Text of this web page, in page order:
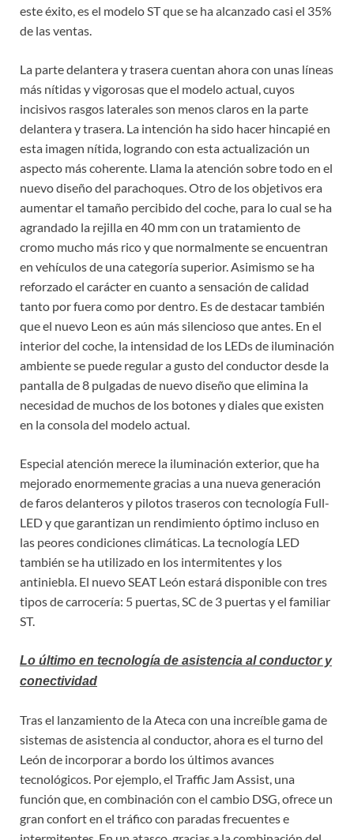
este éxito, es el modelo ST que se ha alcanzado casi el 35%
de las ventas.
La parte delantera y trasera cuentan ahora con unas líneas
más nítidas y vigorosas que el modelo actual, cuyos
incisivos rasgos laterales son menos claros en la parte
delantera y trasera. La intención ha sido hacer hincapié en
esta imagen nítida, logrando con esta actualización un
aspecto más coherente. Llama la atención sobre todo en el
nuevo diseño del parachoques. Otro de los objetivos era
aumentar el tamaño percibido del coche, para lo cual se ha
agrandado la rejilla en 40 mm con un tratamiento de
cromo mucho más rico y que normalmente se encuentran
en vehículos de una categoría superior. Asimismo se ha
reforzado el carácter en cuanto a sensación de calidad
tanto por fuera como por dentro. Es de destacar también
que el nuevo Leon es aún más silencioso que antes. En el
interior del coche, la intensidad de los LEDs de iluminación
ambiente se puede regular a gusto del conductor desde la
pantalla de 8 pulgadas de nuevo diseño que elimina la
necesidad de muchos de los botones y diales que existen
en la consola del modelo actual.
Especial atención merece la iluminación exterior, que ha
mejorado enormemente gracias a una nueva generación
de faros delanteros y pilotos traseros con tecnología Full-
LED y que garantizan un rendimiento óptimo incluso en
las peores condiciones climáticas. La tecnología LED
también se ha utilizado en los intermitentes y los
antiniebla. El nuevo SEAT León estará disponible con tres
tipos de carrocería: 5 puertas, SC de 3 puertas y el familiar
ST.
Lo último en tecnología de asistencia al conductor y
conectividad
Tras el lanzamiento de la Ateca con una increíble gama de
sistemas de asistencia al conductor, ahora es el turno del
León de incorporar a bordo los últimos avances
tecnológicos. Por ejemplo, el Traffic Jam Assist, una
función que, en combinación con el cambio DSG, ofrece un
gran confort en el tráfico con paradas frecuentes e